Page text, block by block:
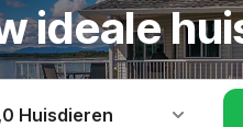
ideale
,0 Huisdieren